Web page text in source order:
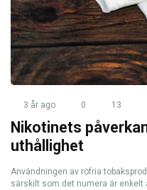
3 år ago 0 13
Nikotinets
uthållighet
Användningen av röfria
särskilt som det numera är enkelt